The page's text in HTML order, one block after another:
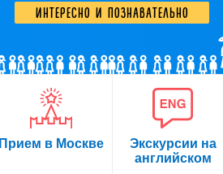
интересно и познавательно
Прием в Москве
Экскурсии на
английском